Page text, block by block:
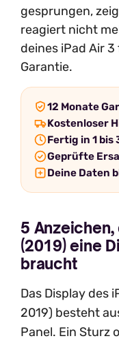
gesprungen,
reagiert nicht
deines iPad Air
Garantie.
12 Monate
Kostenloser
Fertig in 1 bis
Geprüfte
Deine Daten
5
(2019) eine
braucht
Das Display des
2019) besteht
Panel. Ein Sturz